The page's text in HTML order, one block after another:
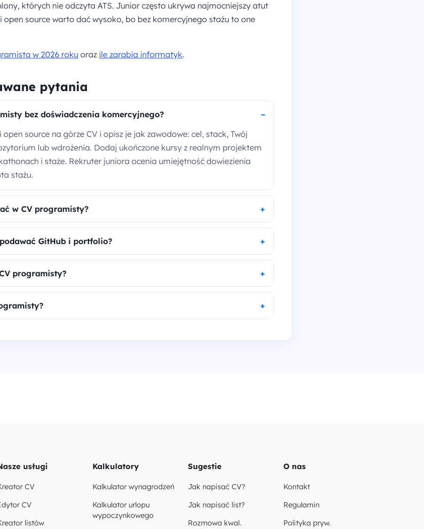
których nie odczyta ATS. Junior często ukrywa najmocniejszy atut
open source warto dać wysoko, bo bez komercyjnego stażu to one
w 2026 rokuoraz ile zarabia informatyk.
pytania
bez doświadczenia komercyjnego?
source na górze CV i opisz je jak zawodowe: cel, stack, Twój
lub wdrożenia. Dodaj ukończone kursy z realnym projektem
i staże. Rekruter juniora ocenia umiejętność dowiezienia
stażu.
w CV programisty?
GitHub i portfolio?
programisty?
usługi
CV
CV
listów
Kalkulatory
Kalkulator wynagrodzeń
Kalkulator urlopu
wypoczynkowego
Sugestie
Jak napisać CV?
Jak napisać list?
Rozmowa kwal.
O nas
Kontakt
Regulamin
Polityka pryw.